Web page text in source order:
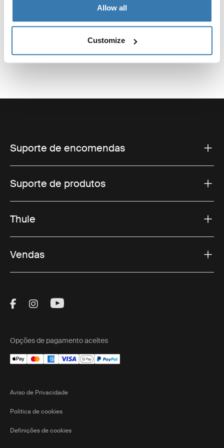
Allow all
Customize
viagem para bebé de 4 rodas
Thule Urban Glide 4-wheel + Thule
changing backpack + Thule Urban
Glide 3 car seat adapter for Maxi-
single essentials bundle
Thule Urban Glide 4-wheel + Thule
stoller cup holder
914,90 €
Suporte de encomendas
Suporte de produtos
Thule
Vendas
Visit Thule on Facebook (external link)
Visit Thule on Instagram (external link)
Visit Thule on Youtube (external
Opções de pagamento aceites
Aviso de Privacidade
Política de cookies
Definições de cookies